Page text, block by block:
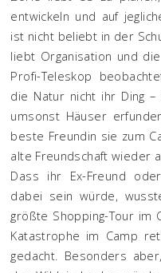
entwickeln und auf
ist nicht beliebt in der
liebt Organisation und
Profi-Teleskop
die Natur nicht ihr Ding
umsonst Häuser
beste Freundin sie zum
alte Freundschaft wieder
Dass ihr Ex-Freund
dabei sein würde,
größte Shopping-Tour im
Katastrophe im Camp
gedacht. Besonders